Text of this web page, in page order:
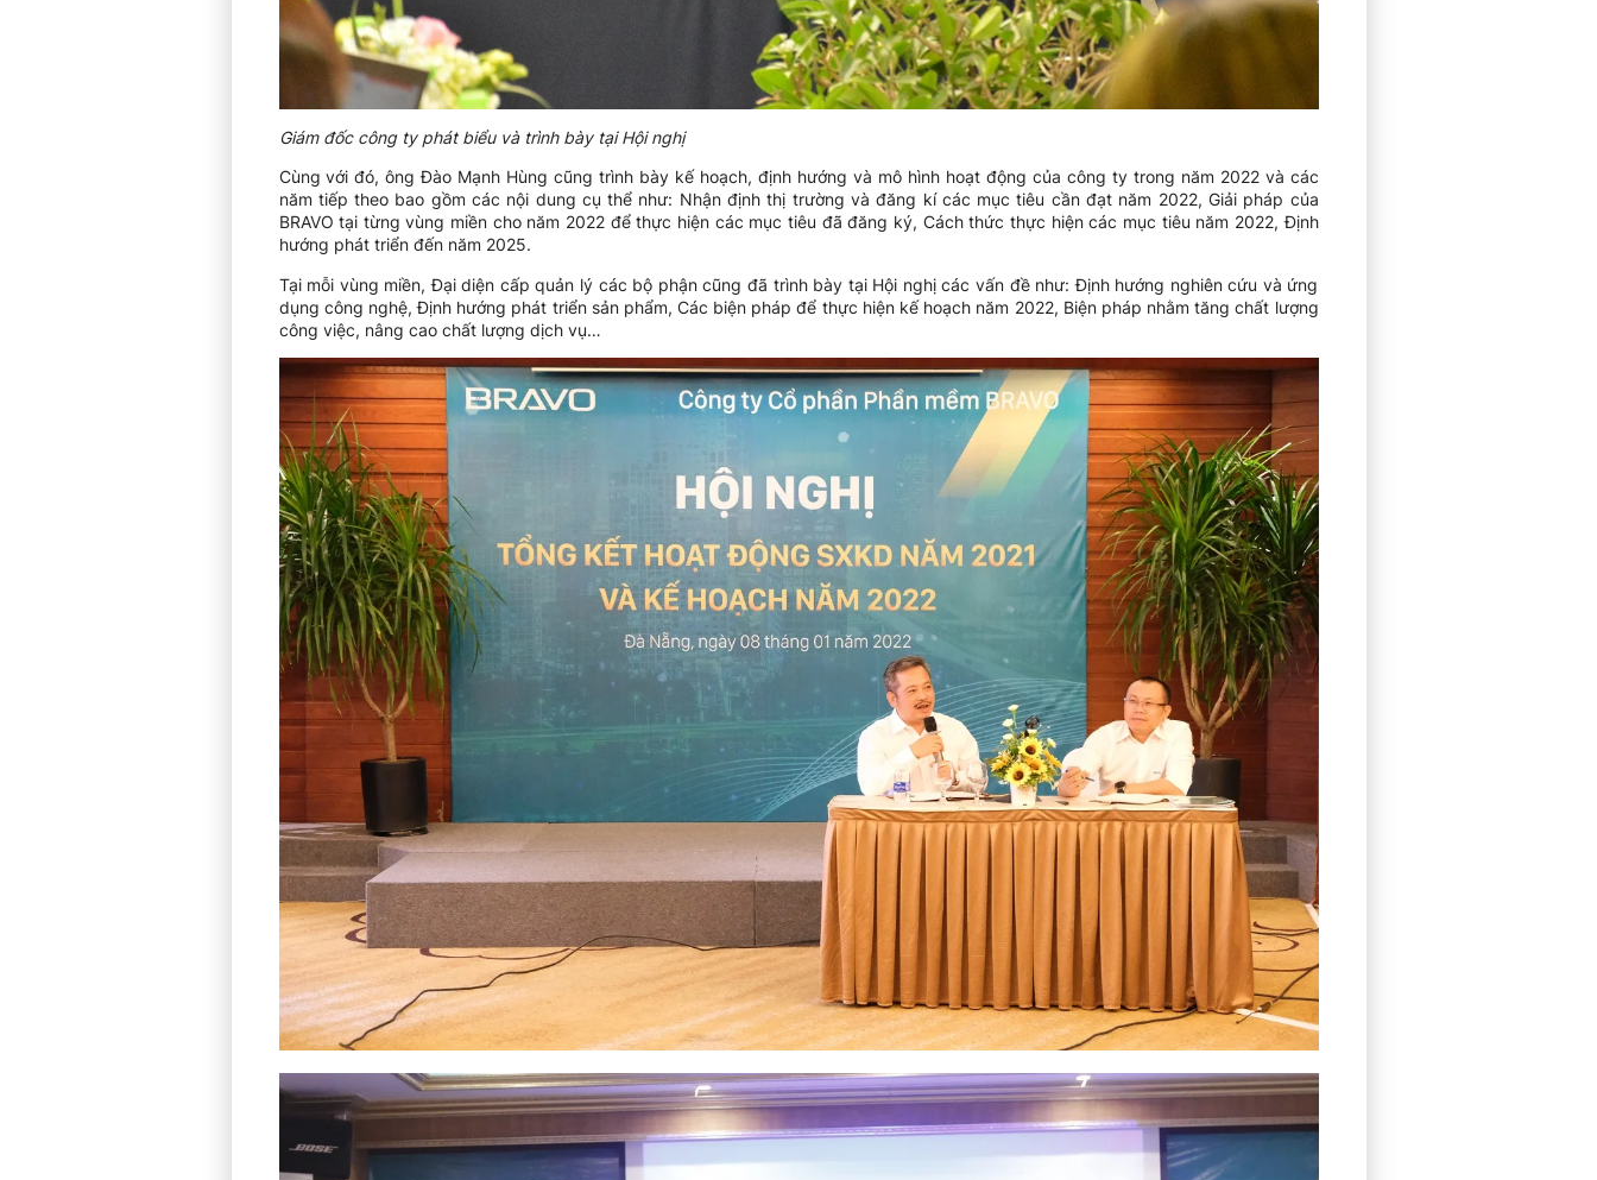
Giám đốc công ty phát biểu và trình bày tại Hội nghị
Cùng với đó, ông Đào Mạnh Hùng cũng trình bày kế hoạch, định hướng và mô hình hoạt động của công ty trong năm 2022 và các
năm tiếp theo bao gồm các nội dung cụ thể như: Nhận định thị trường và đăng kí các mục tiêu cần đạt năm 2022, Giải pháp của
BRAVO tại từng vùng miền cho năm 2022 để thực hiện các mục tiêu đã đăng ký, Cách thức thực hiện các mục tiêu năm 2022, Định
hướng phát triển đến năm 2025.
Tại mỗi vùng miền, Đại diện cấp quản lý các bộ phận cũng đã trình bày tại Hội nghị các vấn đề như: Định hướng nghiên cứu và ứng
dụng công nghệ, Định hướng phát triển sản phẩm, Các biện pháp để thực hiện kế hoạch năm 2022, Biện pháp nhằm tăng chất lượng
công việc, nâng cao chất lượng dịch vụ…